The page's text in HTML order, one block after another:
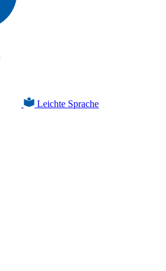
Leichte Sprache